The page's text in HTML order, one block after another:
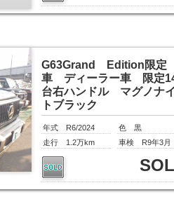
G63Grand Edition限定
車 ディーラー車 限定
台右ハンドル マグノナ
トブラック
年式 R6/2024
走行 1.2万km
色 黒
車検 R9年3月